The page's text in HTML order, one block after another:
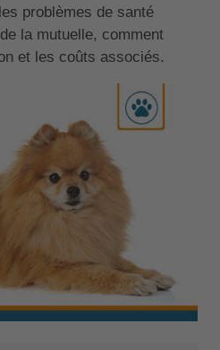
problèmes de santé
la mutuelle, comment
et les coûts associés.